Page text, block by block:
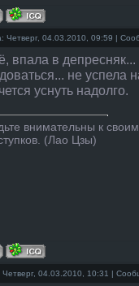
Четверг, 04.03.2010, 09:59 |
впала в
не успела
уснуть надолго.
внимательны к
(Лао Цзы)
Четверг, 04.03.2010, 10:31 |